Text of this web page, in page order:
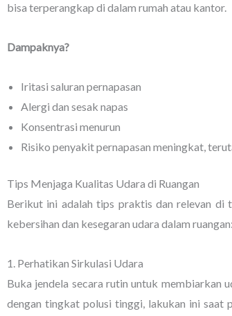
bisa terperangkap di dalam rumah atau kantor.
Dampaknya?
Iritasi saluran pernapasan
Alergi dan sesak napas
Konsentrasi menurun
Risiko penyakit pernapasan meningkat,
Tips Menjaga Kualitas Udara di Ruangan
Berikut ini adalah tips praktis dan relevan di
kebersihan dan kesegaran udara dalam ruangan:
1. Perhatikan Sirkulasi Udara
Buka jendela secara rutin untuk membiarkan
dengan tingkat polusi tinggi, lakukan ini saat